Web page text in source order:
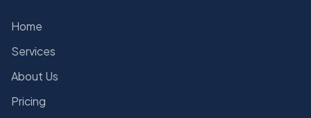
Home
Services
About Us
Pricing